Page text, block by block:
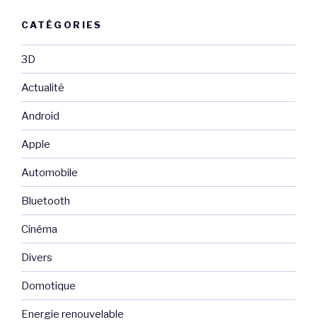
CATÉGORIES
3D
Actualité
Android
Apple
Automobile
Bluetooth
Cinéma
Divers
Domotique
Energie renouvelable